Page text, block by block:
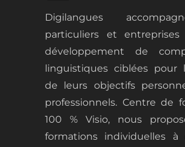
Digilangues
particuliers et
développement de
linguistiques ciblées pour l
de leurs objectifs
professionnels. Centre de
100 % Visio, nous
formations individuelles à